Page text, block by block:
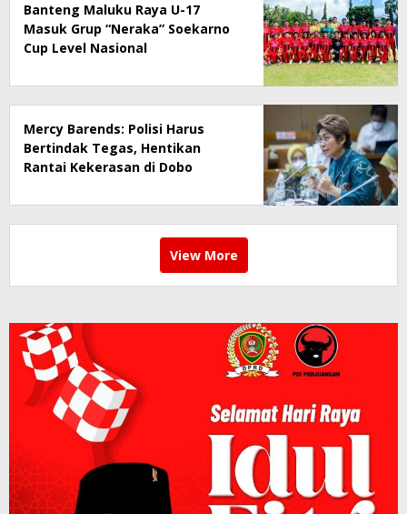
Banteng Maluku Raya U-17
Masuk Grup “Neraka” Soekarno
Cup Level Nasional
Mercy Barends: Polisi Harus
Bertindak Tegas, Hentikan
Rantai Kekerasan di Dobo
View More